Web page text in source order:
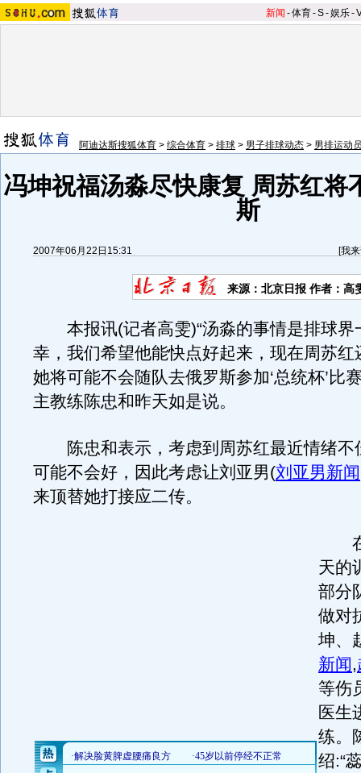
新闻 -体育-S-娱乐-
阿迪达斯搜狐体育 > 综合体育 > 排球 > 男子排球动态 > 男排运动
冯坤祝福汤淼尽快康复 周苏红将
斯
2007年06月22日15:31 [我
来源：北京日报 作者：高
本报讯(记者高雯)“汤淼的事情是排球界
幸，我们希望他能快点好起来，现在周苏红
她将可能不会随队去俄罗斯参加‘总统杯’比
主教练陈忠和昨天如是说。
陈忠和表示，考虑到周苏红最近情绪不
可能不会好，因此考虑让刘亚男(刘亚男新闻
来顶替她打接应二传。
在
天的
部分
做对
坤、
新闻,
等伤
医生
练。
绍:“